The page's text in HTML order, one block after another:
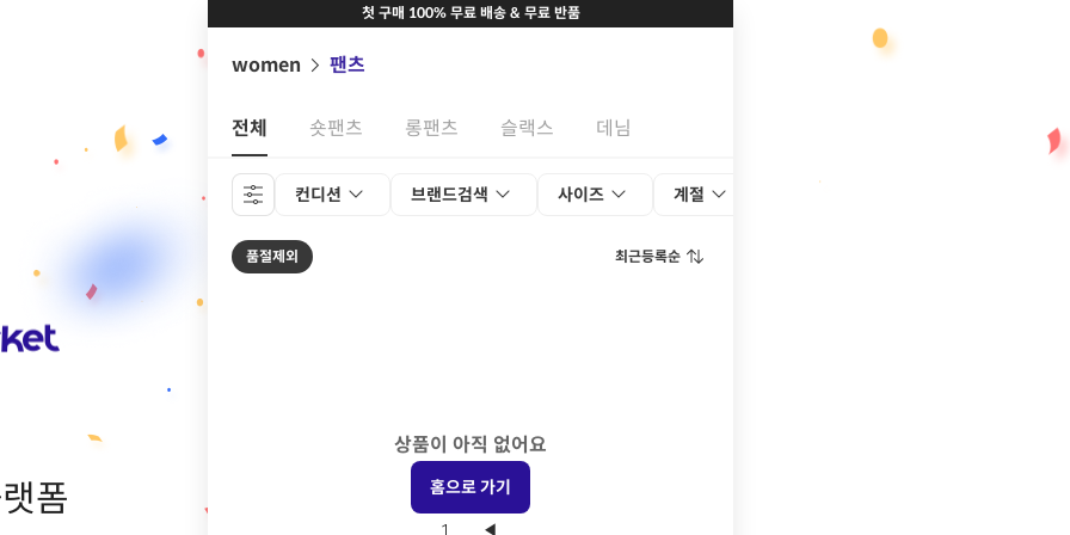
폼
첫 구매 100% 무료 배송 & 무료 반품
women 팬츠
전체 숏팬츠 롱팬츠 슬랙스 데님
컨디션 브랜드검색 사이즈 계절
품절제외 최근등록순
상품이 아직 없어요
홈으로 가기
1 ◀